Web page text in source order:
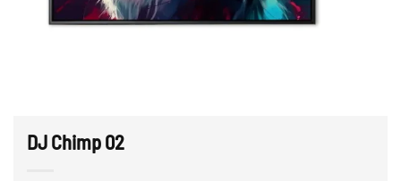
DJ Chimp 02